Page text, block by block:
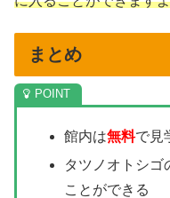
まとめ
館内は無料で見
タツノオトシゴ
ことができる